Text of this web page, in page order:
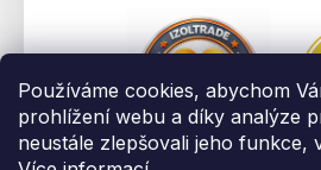
Používáme cookies, abychom
prohlížení webu a díky analýze
neustále zlepšovali jeho funkce,